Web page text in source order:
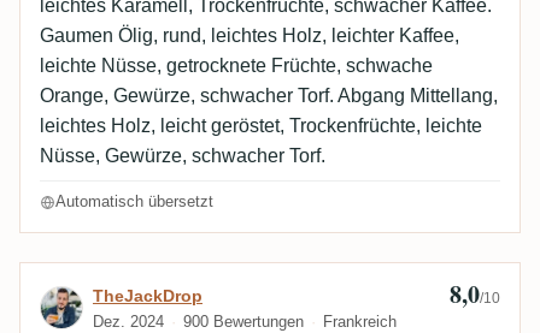
leichtes Karamell, Trockenfrüchte, schwacher Kaffee.
Gaumen Ölig, rund, leichtes Holz, leichter Kaffee,
leichte Nüsse, getrocknete Früchte, schwache
Orange, Gewürze, schwacher Torf. Abgang Mittellang,
leichtes Holz, leicht geröstet, Trockenfrüchte, leichte
Nüsse, Gewürze, schwacher Torf.
Automatisch übersetzt
Bewertung von TheJackDrop
TheJackDrop
Dez. 2024 900 Bewertungen Frankreich
8,0/10